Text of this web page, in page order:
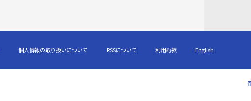
個人情報の取り扱いについて RSSについて 利用約款 English